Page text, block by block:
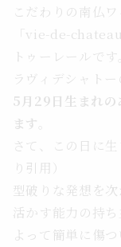
こだわりの南仏
「vie-de-
トゥーレールです。
ラヴィデシャト
5月29日生まれ
ます。
さて、
この日に
り引用）
型破りな発想を
活かす能力の持
よって簡単に傷